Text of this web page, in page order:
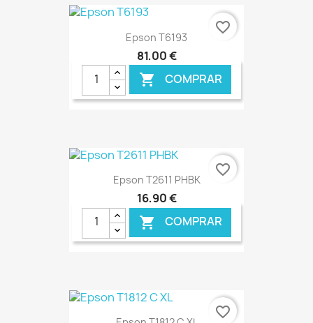
€ ONLINE
Epson T6193
81,00 €
 COMPRAR
€ ONLINE
favorite_border
Epson T2611 PHBK
16,90 €
 COMPRAR
€ ONLINE
favorite_border
favorite_border